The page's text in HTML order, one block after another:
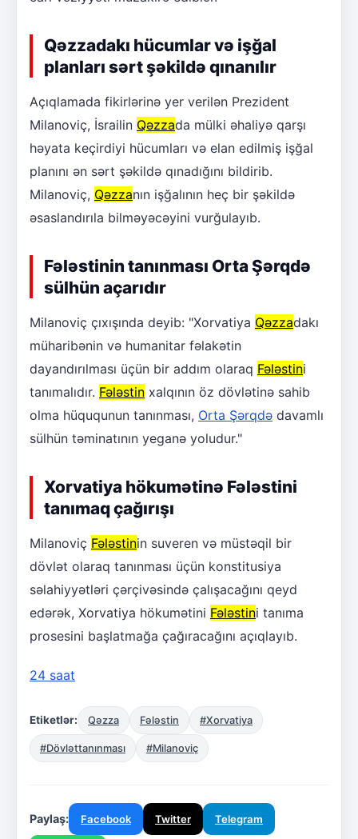
Qəzzadakı hücumlar və işğal
planları sərt şəkildə qınanılır
Açıqlamada fikirlərinə yer verilən Prezident
Milanoviç, İsrailin Qəzzada mülki əhaliyə qarşı
həyata keçirdiyi hücumları və elan edilmiş işğal
planını ən sərt şəkildə qınadığını bildirib.
Milanoviç, Qəzzanın işğalının heç bir şəkildə
əsaslandırıla bilməyəcəyini vurğulayıb.
Fələstinin tanınması Orta Şərqdə
sülhün açarıdır
Milanoviç çıxışında deyib: "Xorvatiya Qəzzadakı
müharibənin və humanitar fəlakətin
dayandırılması üçün bir addım olaraq Fələstini
tanımalıdır. Fələstin xalqının öz dövlətinə sahib
olma hüququnun tanınması, Orta Şərqdə davamlı
sülhün təminatının yeganə yoludur."
Xorvatiya hökumətinə Fələstini
tanımaq çağırışı
Milanoviç Fələstinin suveren və müstəqil bir
dövlət olaraq tanınması üçün konstitusiya
səlahiyyətləri çərçivəsində çalışacağını qeyd
edərək, Xorvatiya hökumətini Fələstini tanıma
prosesini başlatmağa çağıracağını açıqlayıb.
24 saat
Etiketlər: Qəzza Fələstin #Xorvatiya
#Dövləttanınması #Milanoviç
Paylaş: Facebook Twitter Telegram